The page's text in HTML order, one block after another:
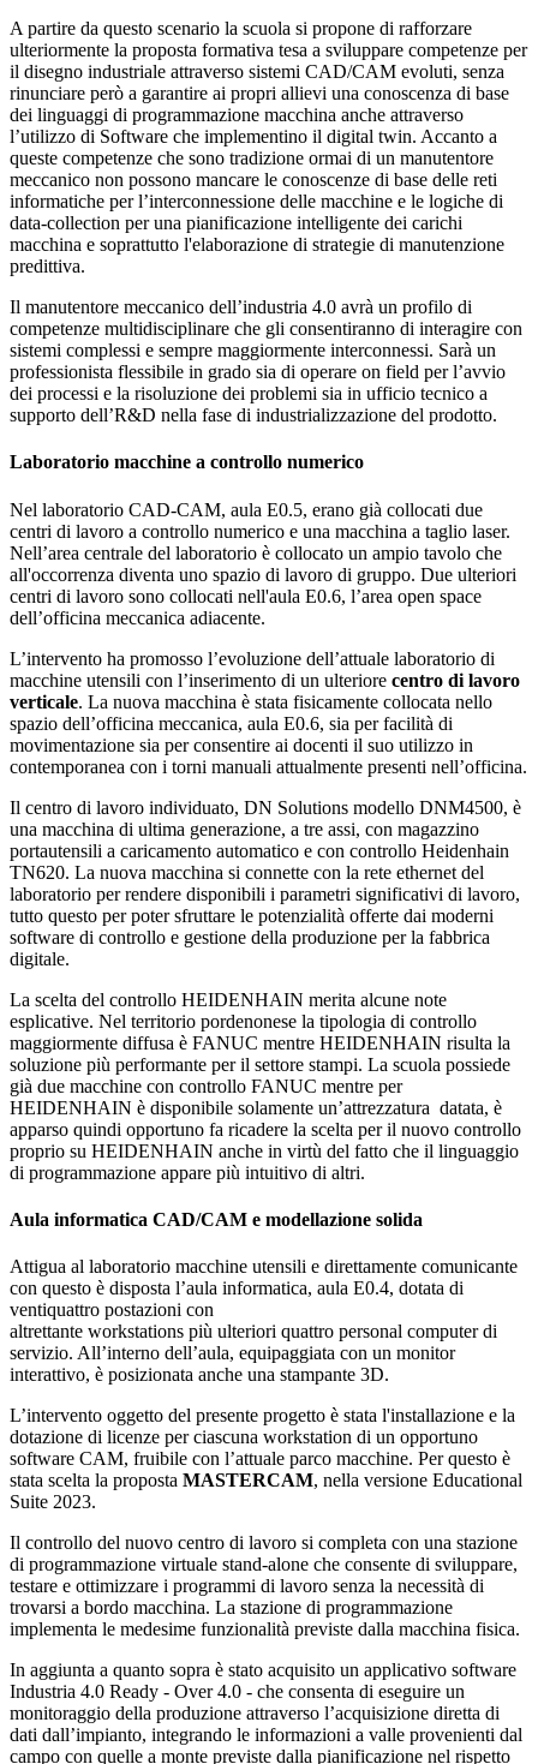
A partire da questo scenario la scuola si propone di rafforzare
ulteriormente la proposta formativa tesa a sviluppare competenze per
il disegno industriale attraverso sistemi CAD/CAM evoluti, senza
rinunciare però a garantire ai propri allievi una conoscenza di base
dei linguaggi di programmazione macchina anche attraverso
l’utilizzo di Software che implementino il digital twin. Accanto a
queste competenze che sono tradizione ormai di un manutentore
meccanico non possono mancare le conoscenze di base delle reti
informatiche per l’interconnessione delle macchine e le logiche di
data-collection per una pianificazione intelligente dei carichi
macchina e soprattutto l'elaborazione di strategie di manutenzione
predittiva.
Il manutentore meccanico dell’industria 4.0 avrà un profilo di
competenze multidisciplinare che gli consentiranno di interagire con
sistemi complessi e sempre maggiormente interconnessi. Sarà un
professionista flessibile in grado sia di operare on field per l’avvio
dei processi e la risoluzione dei problemi sia in ufficio tecnico a
supporto dell’R&D nella fase di industrializzazione del prodotto.
Laboratorio macchine a controllo numerico
Nel laboratorio CAD-CAM, aula E0.5, erano già collocati due
centri di lavoro a controllo numerico e una macchina a taglio laser.
Nell’area centrale del laboratorio è collocato un ampio tavolo che
all'occorrenza diventa uno spazio di lavoro di gruppo. Due ulteriori
centri di lavoro sono collocati nell'aula E0.6, l’area open space
dell’officina meccanica adiacente.
L’intervento ha promosso l’evoluzione dell’attuale laboratorio di
macchine utensili con l’inserimento di un ulteriore centro di lavoro
verticale. La nuova macchina è stata fisicamente collocata nello
spazio dell’officina meccanica, aula E0.6, sia per facilità di
movimentazione sia per consentire ai docenti il suo utilizzo in
contemporanea con i torni manuali attualmente presenti nell’officina.
Il centro di lavoro individuato, DN Solutions modello DNM4500, è
una macchina di ultima generazione, a tre assi, con magazzino
portautensili a caricamento automatico e con controllo Heidenhain
TN620. La nuova macchina si connette con la rete ethernet del
laboratorio per rendere disponibili i parametri significativi di lavoro,
tutto questo per poter sfruttare le potenzialità offerte dai moderni
software di controllo e gestione della produzione per la fabbrica
digitale.
La scelta del controllo HEIDENHAIN merita alcune note
esplicative. Nel territorio pordenonese la tipologia di controllo
maggiormente diffusa è FANUC mentre HEIDENHAIN risulta la
soluzione più performante per il settore stampi. La scuola possiede
già due macchine con controllo FANUC mentre per
HEIDENHAIN è disponibile solamente un’attrezzatura datata, è
apparso quindi opportuno fa ricadere la scelta per il nuovo controllo
proprio su HEIDENHAIN anche in virtù del fatto che il linguaggio
di programmazione appare più intuitivo di altri.
Aula informatica CAD/CAM e modellazione solida
Attigua al laboratorio macchine utensili e direttamente comunicante
con questo è disposta l’aula informatica, aula E0.4, dotata di
ventiquattro postazioni con
altrettante workstations più ulteriori quattro personal computer di
servizio. All’interno dell’aula, equipaggiata con un monitor
interattivo, è posizionata anche una stampante 3D.
L’intervento oggetto del presente progetto è stata l'installazione e la
dotazione di licenze per ciascuna workstation di un opportuno
software CAM, fruibile con l’attuale parco macchine. Per questo è
stata scelta la proposta MASTERCAM, nella versione Educational
Suite 2023.
Il controllo del nuovo centro di lavoro si completa con una stazione
di programmazione virtuale stand-alone che consente di sviluppare,
testare e ottimizzare i programmi di lavoro senza la necessità di
trovarsi a bordo macchina. La stazione di programmazione
implementa le medesime funzionalità previste dalla macchina fisica.
In aggiunta a quanto sopra è stato acquisito un applicativo software
Industria 4.0 Ready - Over 4.0 - che consenta di eseguire un
monitoraggio della produzione attraverso l’acquisizione diretta di
dati dall’impianto, integrando le informazioni a valle provenienti dal
campo con quelle a monte previste dalla pianificazione nel rispetto